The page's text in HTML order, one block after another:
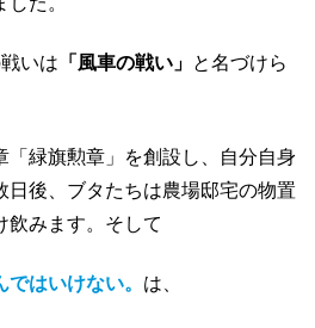
いは 「風車の戦い」 と名づけら
「緑旗勲章」を創設し、自分自身
日後、ブタたちは農場邸宅の物置
飲みます。そして
はいけない。 は、